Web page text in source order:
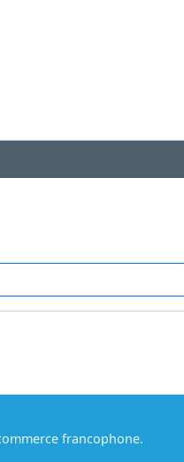
francophone.